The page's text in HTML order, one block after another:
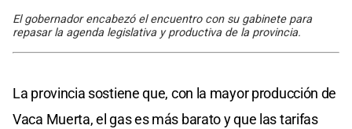
El gobernador encabezó el encuentro con su gabinete para
repasar la agenda legislativa y productiva de la provincia.
La provincia sostiene que, con la mayor producción de
Vaca Muerta, el gas es más barato y que las tarifas